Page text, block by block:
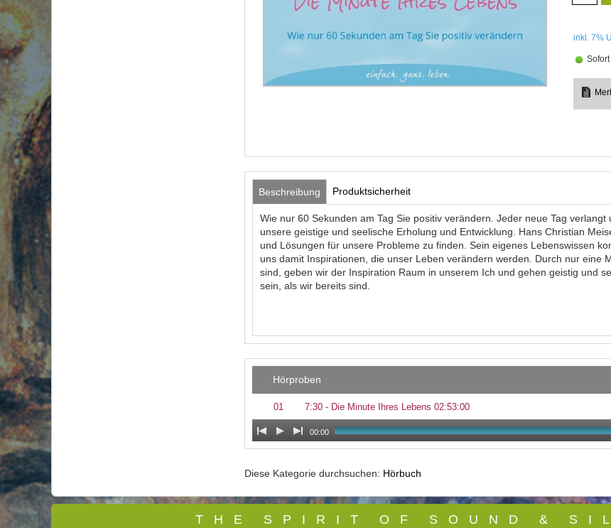
inkl. 7%
Beschreibung Produktsicherheit
Wie nur 60 Sekunden am Tag Sie positiv verändern. Jeder neue Tag
unsere geistige und seelische Erholung und Entwicklung. Hans Christian
und Lösungen für unsere Probleme zu finden. Sein eigenes Lebenswissen
uns damit Inspirationen, die unser Leben verändern werden. Durch nur eine
sind, geben wir der Inspiration Raum in unserem Ich und gehen geistig und
sein, als wir bereits sind.
Hörproben
01 7:30 - Die Minute Ihres Lebens 02:53:00
00:00
Diese Kategorie durchsuchen: Hörbuch
T H E S P I R I T O F S O U N D & S I L